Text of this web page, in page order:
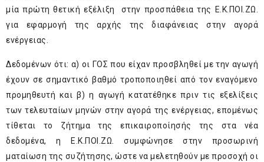
μία πρώτη θετική εξέλιξη στην προσπάθεια της Ε.Κ.ΠΟΙ.ΖΩ.
για εφαρμογή της αρχής της διαφάνειας στην αγορά
ενέργειας.
Δεδομένων ότι: α) οι ΓΟΣ που είχαν προσβληθεί με την αγωγή
έχουν σε σημαντικό βαθμό τροποποιηθεί από τον εναγόμενο
προμηθευτή και β) η αγωγή κατατέθηκε πριν τις εξελίξεις
των τελευταίων μηνών στην αγορά της ενέργειας, επομένως
τίθεται το ζήτημα της επικαιροποίησής της στα νέα
δεδομένα, η Ε.Κ.ΠΟΙ.ΖΩ. συμφώνησε στην προσωρινή
ματαίωση της συζήτησης, ώστε να μελετηθούν με προσοχή οι